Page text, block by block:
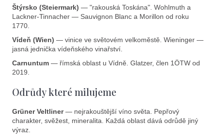
Štýrsko (Steiermark) — "rakouská Toskána". Wohlmuth a
Lackner-Tinnacher — Sauvignon Blanc a Morillon od roku
1770.
Vídeň (Wien) — vinice ve světovém velkoměstě. Wieninger —
jasná jednička vídeňského vinařství.
Carnuntum — římská oblast u Vídně. Glatzer, člen 1ÖTW od
2019.
Odrůdy které milujeme
Grüner Veltliner— nejrakouštější víno světa. Pepřový
charakter, svěžest, mineralita. Každá oblast dává odrůdě jiný
výraz.